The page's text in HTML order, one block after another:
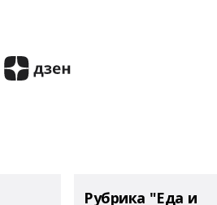
Рубрика "Еда и